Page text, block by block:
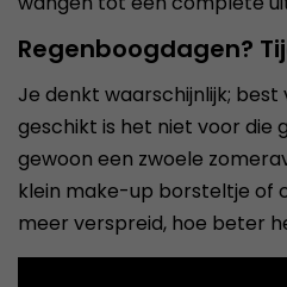
Regenboogdagen?
Je denkt waarschijnlijk;
geschikt is het niet voor die
gewoon een zwoele
klein make-up borsteltje of
meer verspreid, hoe beter